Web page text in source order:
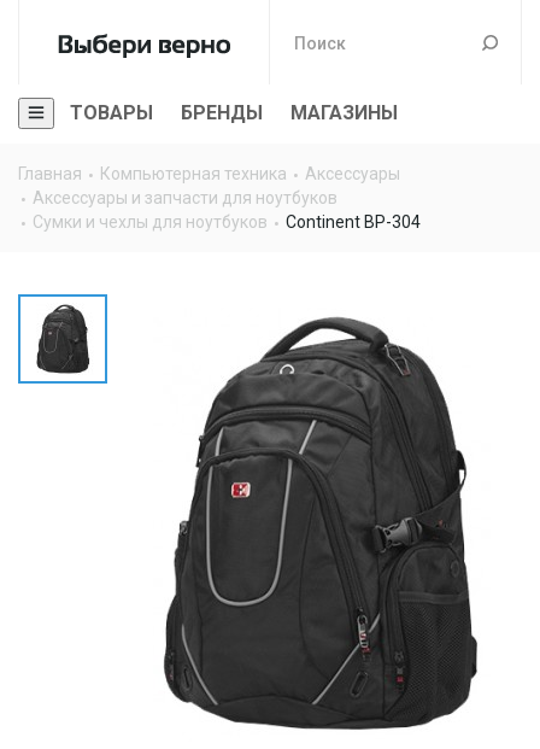
ТОВАРЫ БРЕНДЫ МАГАЗИНЫ
Главная Компьютерная техника
Аксессуары
Аксессуары и запчасти для ноутбуков
Сумки и чехлы для ноутбуков
Continent BP-304